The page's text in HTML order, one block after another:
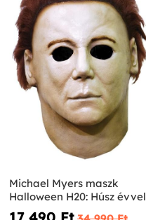
Michael Myers maszk
Halloween H20: Húsz évvel
később